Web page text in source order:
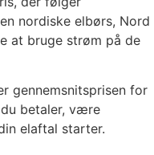
nordiske elbørs, Nord
at bruge strøm på de
gennemsnitsprisen for
betaler, være
elaftal starter.